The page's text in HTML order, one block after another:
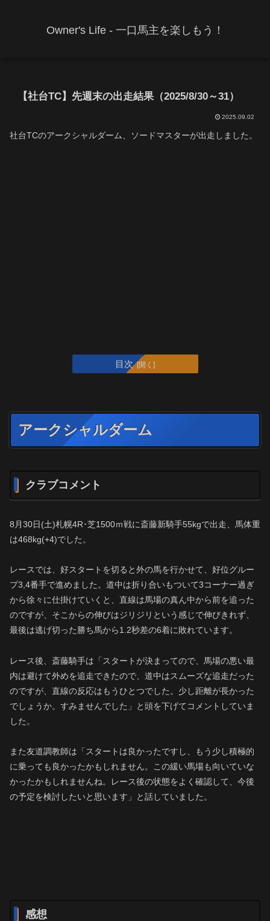
Owner's Life - 一口馬主を楽しもう！
【社台TC】先週末の出走結果（2025/8/30～31）
2025.09.02
社台TCのアークシャルダーム、ソードマスターが出走しました。
目次
アークシャルダーム
クラブコメント
8月30日(土)札幌4R･芝1500ｍ戦に斎藤新騎手55kgで出走、馬体重
は468kg(+4)でした。
レースでは、好スタートを切ると外の馬を行かせて、好位グルー
プ3,4番手で進めました。道中は折り合いもついて3コーナー過ぎ
から徐々に仕掛けていくと、直線は馬場の真ん中から前を追った
のですが、そこからの伸びはジリジリという感じで伸びきれず、
最後は逃げ切った勝ち馬から1.2秒差の6着に敗れています。
レース後、斎藤騎手は「スタートが決まってので、馬場の悪い最
内は避けて外めを追走できたので、道中はスムーズな追走だった
のですが、直線の反応はもうひとつでした。少し距離が長かった
でしょうか。すみませんでした」と頭を下げてコメントしていま
した。
また友道調教師は「スタートは良かったですし、もう少し積極的
に乗っても良かったかもしれません。この緩い馬場も向いていな
かったかもしれませんね。レース後の状態をよく確認して、今後
の予定を検討したいと思います」と話していました。
感想